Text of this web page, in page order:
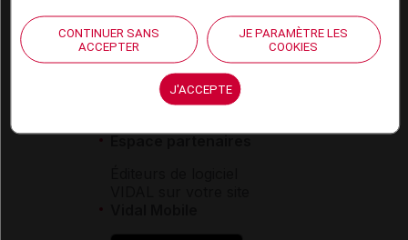
déontologique
Service client
Contact
Espace partenaires
CONTINUER SANS
ACCEPTER
JE PARAMÈTRE LES
COOKIES
J'ACCEPTE